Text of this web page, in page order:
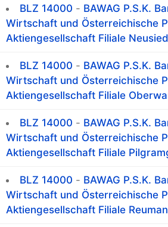
BLZ 14000 - BAWAG P.S.K.
Wirtschaft und Österreichische
Aktiengesellschaft Filiale
BLZ 14000 - BAWAG P.S.K.
Wirtschaft und Österreichische
Aktiengesellschaft Filiale
BLZ 14000 - BAWAG P.S.K.
Wirtschaft und Österreichische
Aktiengesellschaft Filiale
BLZ 14000 - BAWAG P.S.K.
Wirtschaft und Österreichische
Aktiengesellschaft Filiale